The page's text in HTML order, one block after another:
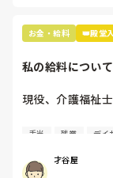
お金・給料 👑殿堂
私の給料について
現役、介護福祉士
男性、大卒、介
さて、本題です。
手当 残業 デイ
才谷屋